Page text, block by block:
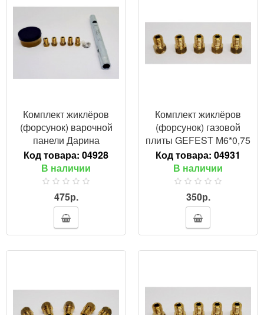
Комплект жиклёров
(форсунок) варочной
панели Дарина
(DARINA), с ключом
(сжиженный газ)
Код товара: 04928
В наличии
475р.
Комплект жиклёров
(форсунок) газовой
плиты GEFEST М6*0,75
(природный газ)
Код товара: 04931
В наличии
350р.